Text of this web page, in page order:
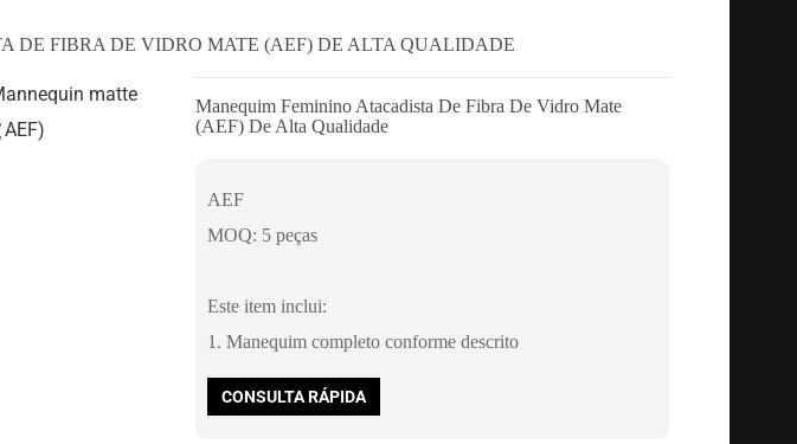
DE FIBRA DE VIDRO MATE (AEF) DE ALTA QUALIDADE
Manequim Feminino Atacadista De Fibra De Vidro Mate
(AEF) De Alta Qualidade
AEF
MOQ: 5 peças
Este item inclui:
1. Manequim completo conforme descrito
CONSULTA RÁPIDA